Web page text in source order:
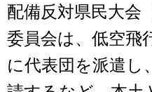
配備反対県民大会
委員会は、低空飛
に代表団を派遣し